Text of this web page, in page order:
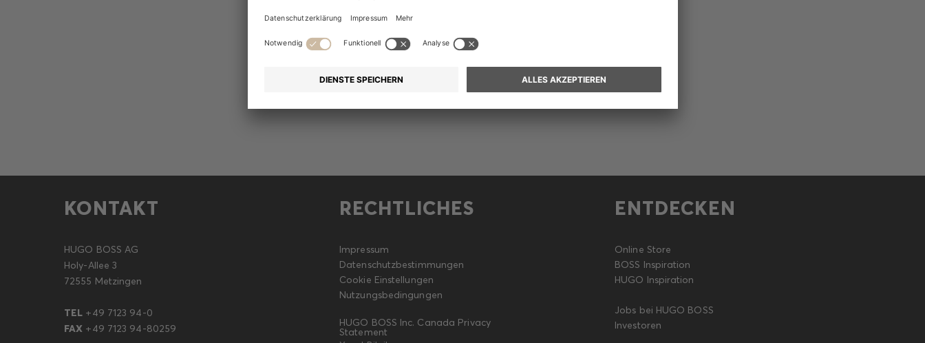
KONTAKT
HUGO BOSS AG
Holy-Allee 3
72555 Metzingen
TEL +49 7123 94-0
FAX +49 7123 94-80259
RECHTLICHES
Impressum
Datenschutzbestimmungen
Cookie Einstellungen
Nutzungsbedingungen
HUGO BOSS Inc. Canada Privacy
Statement
ENTDECKEN
Online Store
BOSS Inspiration
HUGO Inspiration
Jobs bei HUGO BOSS
Investoren